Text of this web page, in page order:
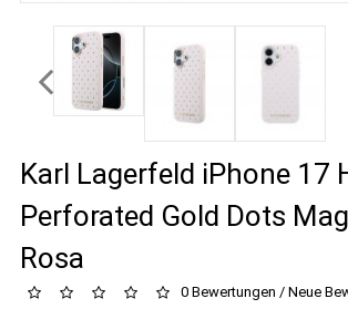
Karl Lagerfeld iPhone 17
Perforated Gold Dots
Rosa
0 Bewertungen / Neue